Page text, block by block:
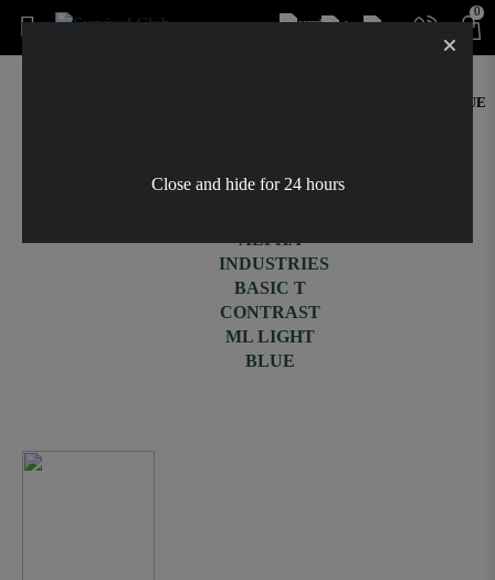
0
T-SHIRT ALPHA INDUSTRIES BASIC T CONTRAST ML LIGHT BLUE
Close and hide for 24 hours